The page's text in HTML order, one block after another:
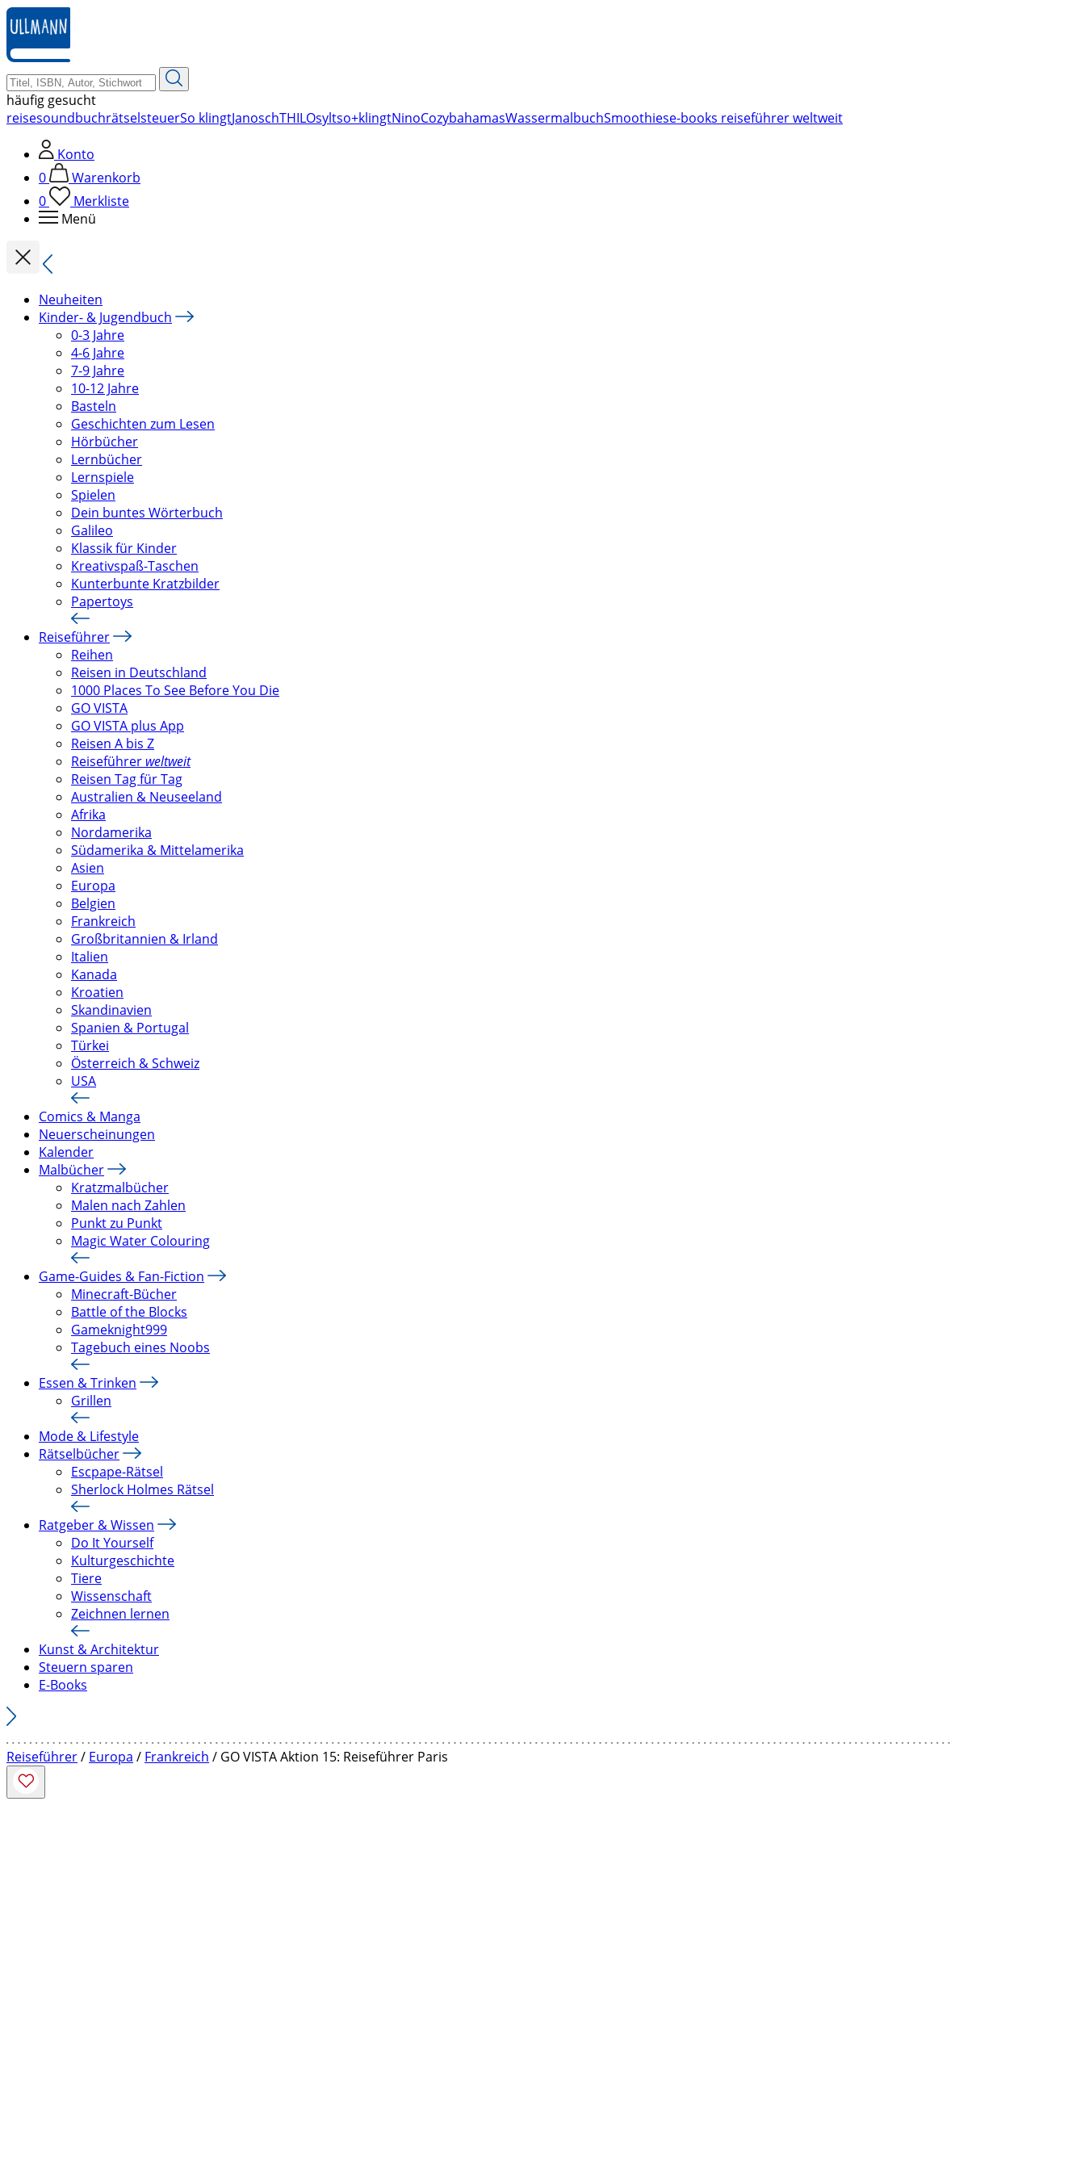
zum
Hauptinhalt
springen
häufig gesucht
reisesoundbuchrätselsteuerSo klingtJanoschTHILOsyltso+klingtNinoCozybahamasWassermalbuchSmoothiese-books reiseführer weltweit
Konto
0
Warenkorb
0
Merkliste
Menü
Neuheiten
Kinder- & Jugendbuch
0-3 Jahre
4-6 Jahre
7-9 Jahre
10-12 Jahre
Basteln
Geschichten zum Lesen
Hörbücher
Lernbücher
Lernspiele
Spielen
Dein buntes Wörterbuch
Galileo
Klassik für Kinder
Kreativspaß-Taschen
Kunterbunte Kratzbilder
Papertoys
Reiseführer
Reihen
Reisen in Deutschland
1000 Places To See Before You Die
GO VISTA
GO VISTA plus App
Reisen A bis Z
Reiseführer weltweit
Reisen Tag für Tag
Australien & Neuseeland
Afrika
Nordamerika
Südamerika & Mittelamerika
Asien
Europa
Belgien
Frankreich
Großbritannien & Irland
Italien
Kanada
Kroatien
Skandinavien
Spanien & Portugal
Türkei
Österreich & Schweiz
USA
Comics & Manga
Neuerscheinungen
Kalender
Malbücher
Kratzmalbücher
Malen nach Zahlen
Punkt zu Punkt
Magic Water Colouring
Game-Guides & Fan-Fiction
Minecraft-Bücher
Battle of the Blocks
Gameknight999
Tagebuch eines Noobs
Essen & Trinken
Grillen
Mode & Lifestyle
Rätselbücher
Escpape-Rätsel
Sherlock Holmes Rätsel
Ratgeber & Wissen
Do It Yourself
Kulturgeschichte
Tiere
Wissenschaft
Zeichnen lernen
Kunst & Architektur
Steuern sparen
E-Books
Reiseführer/ Europa / Frankreich / GO VISTA Aktion 15: Reiseführer Paris